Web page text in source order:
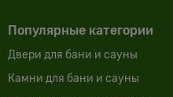
Популярные категории
Двери для бани и сауны
Камни для бани и сауны